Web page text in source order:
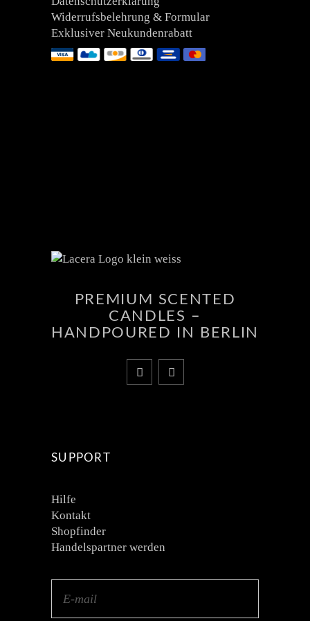
Widerrufsbelehrung & Formular
Exklusiver Neukundenrabatt
PREMIUM SCENTED
CANDLES –
HANDPOURED IN BERLIN
SUPPORT
Hilfe
Kontakt
Shopfinder
Handelspartner werden